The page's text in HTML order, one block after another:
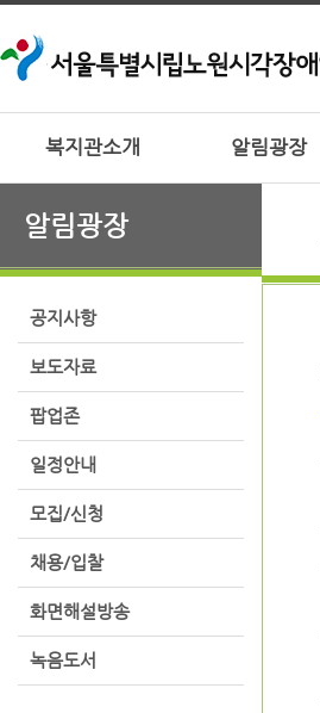
복지관소개 알림광장
알림광장
공지사항
보도자료
팝업존
일정안내
모집/신청
채용/입찰
화면해설방송
녹음도서